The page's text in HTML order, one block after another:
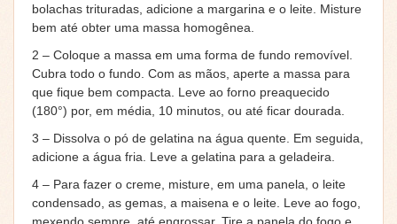
bolachas trituradas, adicione a margarina e o leite. Misture
bem até obter uma massa homogênea.
2 – Coloque a massa em uma forma de fundo removível.
Cubra todo o fundo. Com as mãos, aperte a massa para
que fique bem compacta. Leve ao forno preaquecido
(180°) por, em média, 10 minutos, ou até ficar dourada.
3 – Dissolva o pó de gelatina na água quente. Em seguida,
adicione a água fria. Leve a gelatina para a geladeira.
4 – Para fazer o creme, misture, em uma panela, o leite
condensado, as gemas, a maisena e o leite. Leve ao fogo,